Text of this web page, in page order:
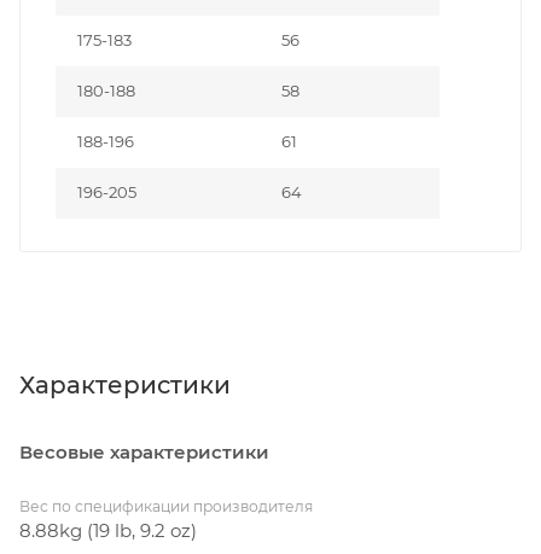
175-183 56
180-188 58
188-196 61
196-205 64
Характеристики
Весовые характеристики
Вес по спецификации производителя
8.88kg (19 lb, 9.2 oz)